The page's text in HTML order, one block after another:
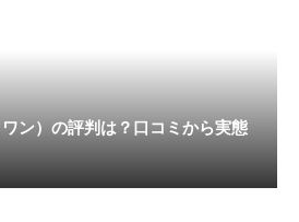
ン）の評判は？口コミから実態